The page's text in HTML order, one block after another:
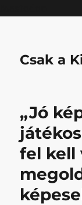
Csak a
„Jó
fel kell